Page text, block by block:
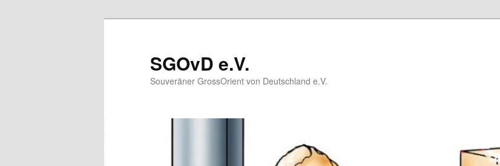
SGOvD e.V.
Souveräner GrossOrient von Deutschland e.V.